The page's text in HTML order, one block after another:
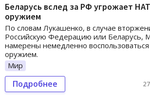
Беларусь вслед за РФ угрожает
оружием
По словам Лукашенко, в случае
Российскую Федерацию или Беларусь,
намерены немедленно
оружием.
Мир
Подробнее